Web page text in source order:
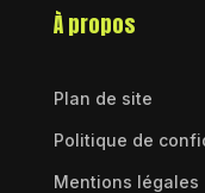
À propos
Plan de site
Politique de
Mentions légales